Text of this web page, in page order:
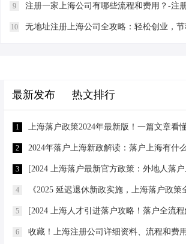
9 注册一家上海公司有哪些流程和费用？-注册一家上海公司有
10 无地址注册上海公司全攻略：轻松创业，节税有道-没有地址想在上海注册一
最新发布 热文排行
1 上海落户政策2024年最新版！一篇文章看懂落户上海的条件！ -
2 2024年落户上海新政解读：落户上海有什么好处？一文搞懂！ -
3 [2024 上海落户最新官方政策：外地人落户上海 5
4 《2025 延迟退休新政实施，上海落户政策
5 [2024 上海人才引进落户攻略！落户全流程解析（
6 收藏！上海注册公司详细资料、流程和费用-收藏！上海注册公司详细